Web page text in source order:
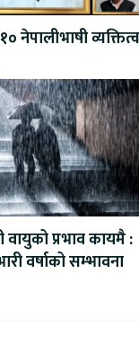
नेपालीभाषी व्यक्तित्व
प्रभाव कायमै :
वर्षाको सम्भावना